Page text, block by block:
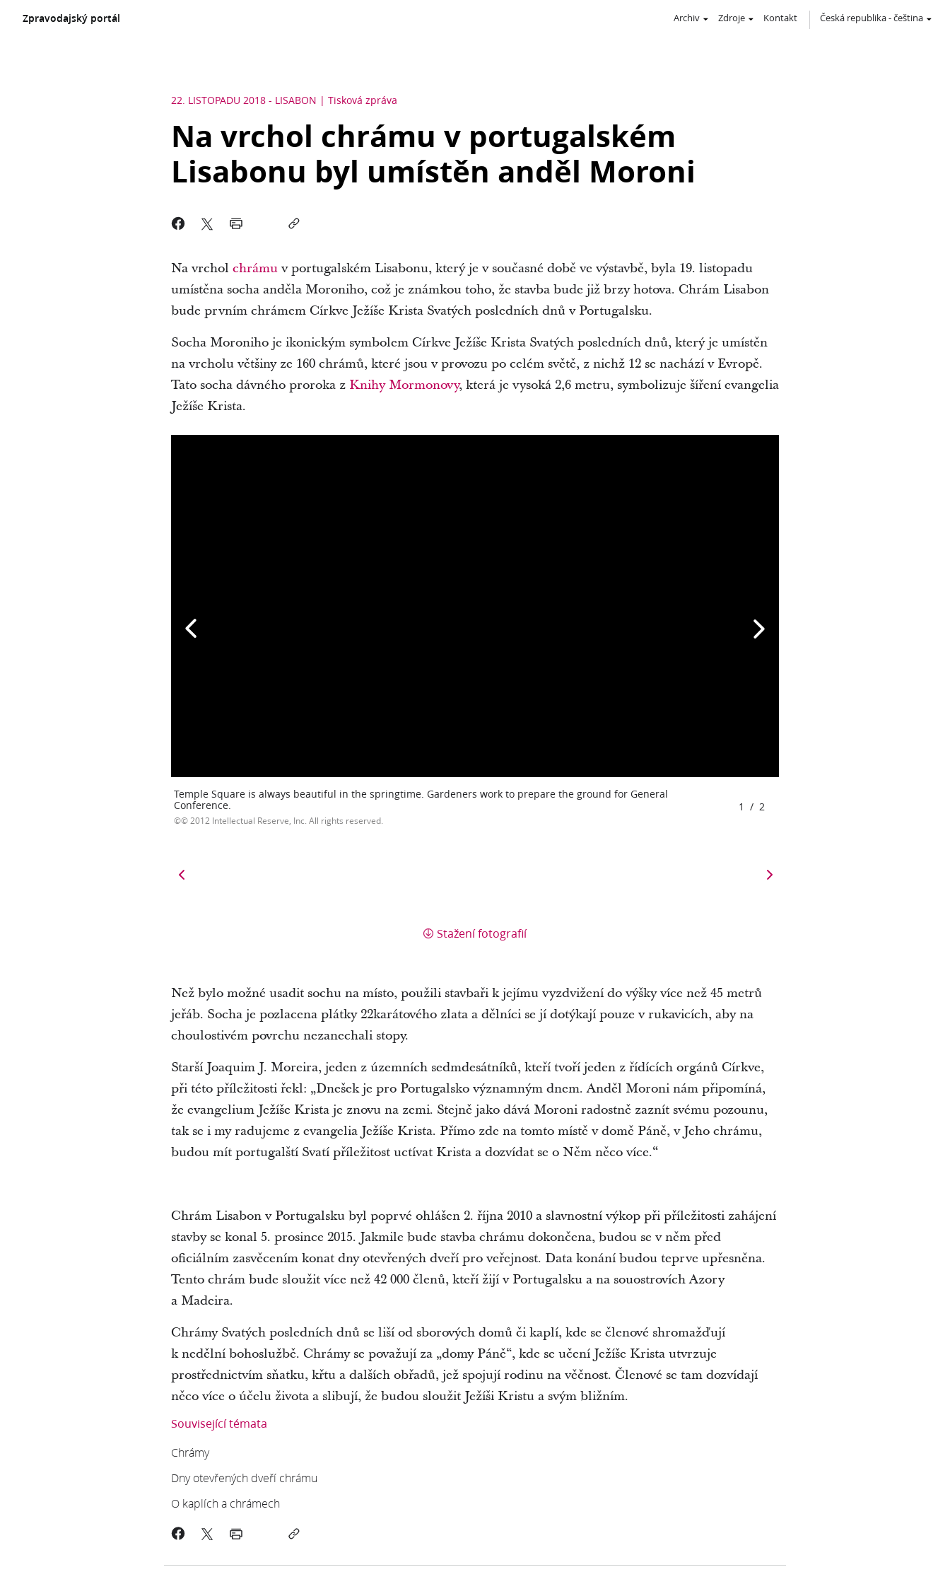
Zpravodajský portál Archiv Zdroje Kontakt Česká republika-čeština
22. LISTOPADU 2018 - LISABON Tisková zpráva
Na vrchol chrámu v portugalském
Lisabonu byl umístěn anděl Moroni
Na vrchol chrámu v portugalském Lisabonu, který je v současné době ve výstavbě, byla 19. listopadu
umístěna socha anděla Moroniho, což je známkou toho, že stavba bude již brzy hotova. Chrám Lisabon
bude prvním chrámem Církve Ježíše Krista Svatých posledních dnů v Portugalsku.
Socha Moroniho je ikonickým symbolem Církve Ježíše Krista Svatých posledních dnů, který je umístěn
na vrcholu většiny ze 160 chrámů, které jsou v provozu po celém světě, z nichž 12 se nachází v Evropě.
Tato socha dávného proroka z Knihy Mormonovy, která je vysoká 2,6 metru, symbolizuje šíření evangelia
Ježíše Krista.
Temple Square is always beautiful in the springtime. Gardeners work to prepare the ground for General
Conference.
© 2012 Intellectual Reserve, Inc. All rights reserved.
1 / 2
Stažení fotografií
Než bylo možné usadit sochu na místo, použili stavbaři k jejímu vyzdvižení do výšky více než 45 metrů
jeřáb. Socha je pozlacena plátky 22karátového zlata a dělníci se jí dotýkají pouze v rukavicích, aby na
choulostivém povrchu nezanechali stopy.
Starší Joaquim J. Moreira, jeden z územních sedmdesátníků, kteří tvoří jeden z řídících orgánů Církve,
při této příležitosti řekl: „Dnešek je pro Portugalsko významným dnem. Anděl Moroni nám připomíná,
že evangelium Ježíše Krista je znovu na zemi. Stejně jako dává Moroni radostně zaznít svému pozounu,
tak se i my radujeme z evangelia Ježíše Krista. Přímo zde na tomto místě v domě Páně, v Jeho chrámu,
budou mít portugalští Svatí příležitost uctívat Krista a dozvídat se o Něm něco více.“
Chrám Lisabon v Portugalsku byl poprvé ohlášen 2. října 2010 a slavnostní výkop při příležitosti zahájení
stavby se konal 5. prosince 2015. Jakmile bude stavba chrámu dokončena, budou se v něm před
oficiálním zasvěcením konat dny otevřených dveří pro veřejnost. Data konání budou teprve upřesněna.
Tento chrám bude sloužit více než 42 000 členů, kteří žijí v Portugalsku a na souostrovích Azory
a Madeira.
Chrámy Svatých posledních dnů se liší od sborových domů či kaplí, kde se členové shromažďují
k nedělní bohoslužbě. Chrámy se považují za „domy Páně“, kde se učení Ježíše Krista utvrzuje
prostřednictvím sňatku, křtu a dalších obřadů, jež spojují rodinu na věčnost. Členové se tam dozvídají
něco více o účelu života a slibují, že budou sloužit Ježíši Kristu a svým bližním.
Související témata
Chrámy
Dny otevřených dveří chrámu
O kaplích a chrámech